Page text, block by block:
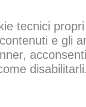
tecnici
e gli